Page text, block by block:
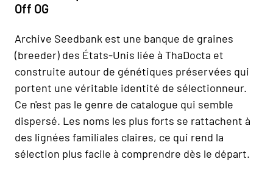
Off OG
Archive Seedbank est une banque de graines
(breeder) des États-Unis liée à ThaDocta et
construite autour de génétiques préservées qui
portent une véritable identité de sélectionneur.
Ce n'est pas le genre de catalogue qui semble
dispersé. Les noms les plus forts se rattachent à
des lignées familiales claires, ce qui rend la
sélection plus facile à comprendre dès le départ.